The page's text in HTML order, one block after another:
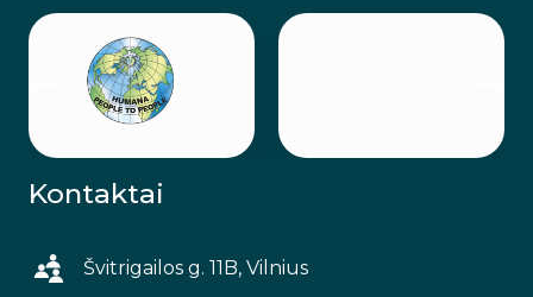
Kontaktai
Švitrigailos g. 11B, Vilnius